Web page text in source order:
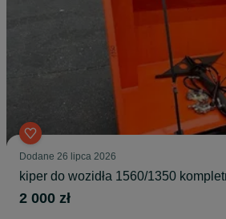
Dodane 26 lipca 2026
kiper do wozidła 1560/1350
2 000 zł